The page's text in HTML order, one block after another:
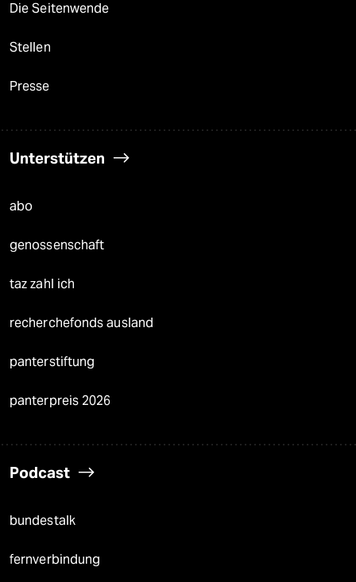
Die Seitenwende
Stellen
Presse
Unterstützen
abo
genossenschaft
taz zahl ich
recherchefonds ausland
panterstiftung
panterpreis 2026
Podcast
bundestalk
fernverbindung